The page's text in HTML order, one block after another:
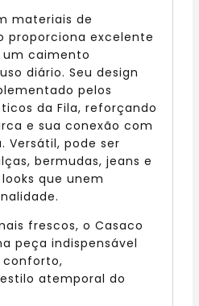
materiais de
proporciona excelente
caimento
diário. Seu design
pelos
da Fila, reforçando
e sua conexão com
Versátil, pode ser
bermudas, jeans e
que unem
frescos, o Casaco
peça indispensável
conforto,
atemporal do